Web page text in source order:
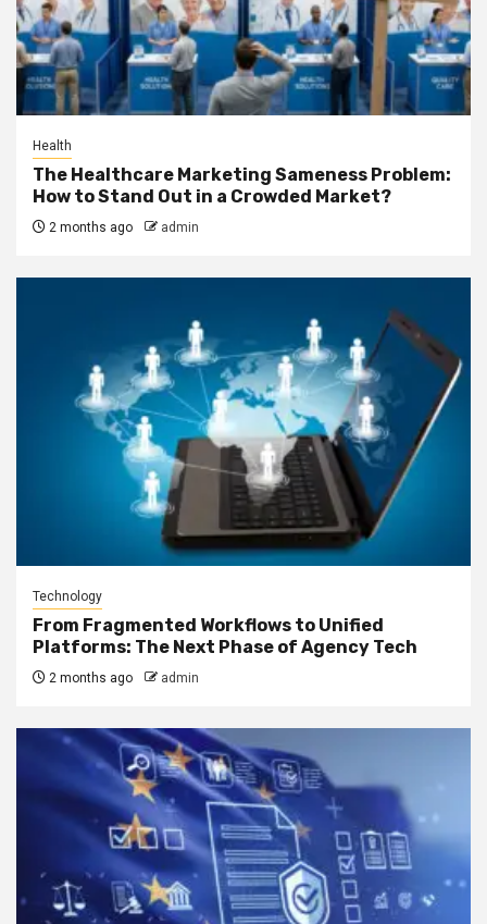
Health
The Healthcare Marketing Sameness Problem:
How to Stand Out in a Crowded Market?
2 months ago admin
Technology
From Fragmented Workflows to Unified
Platforms: The Next Phase of Agency Tech
2 months ago admin